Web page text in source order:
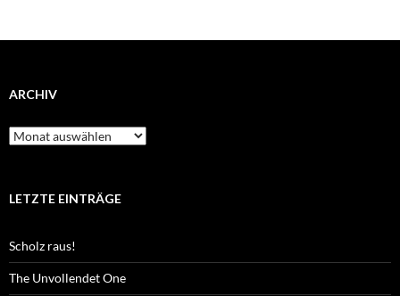
ARCHIV
Archiv
LETZTE EINTRÄGE
Scholz raus!
The Unvollendet One